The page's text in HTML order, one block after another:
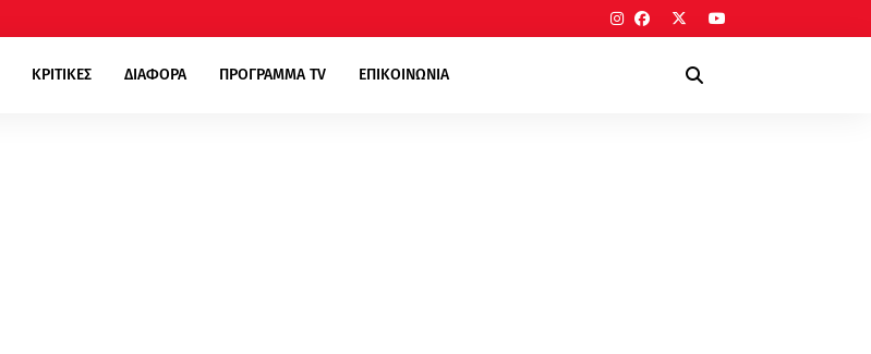
ΚΡΙΤΙΚΕΣ ΔΙΑΦΟΡΑ ΠΡΟΓΡΑΜΜΑ TV ΕΠΙΚΟΙΝΩΝΙΑ